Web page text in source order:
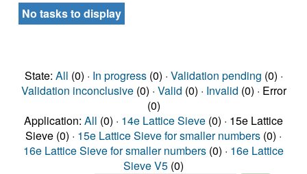
No tasks to display
State: All (0) · In progress(0) · Validation pending (0) ·
Validation inconclusive(0) · Valid (0) · Invalid (0) · Error
(0)
Application: All (0) · 14e Lattice Sieve (0) · 15e Lattice
Sieve (0) · 15e Lattice Sieve for smaller numbers (0) ·
16e Lattice Sieve for smaller numbers (0) · 16e Lattice
Sieve V5 (0)